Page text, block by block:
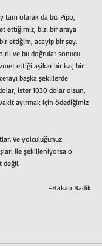
tam olarak da bu. Pipo,
ettiğimiz, bizi bir araya
ettiğim, acayip bir şey.
ve bu doğrular sonucu
ettiği aşikar bir kaç bir
başka şekillerde
ister 1030 dolar olsun,
ayırmak için ödediğimiz
Ve yolculuğunuz
ile şekilleniyorsa o
değil.
-Hakan Badik